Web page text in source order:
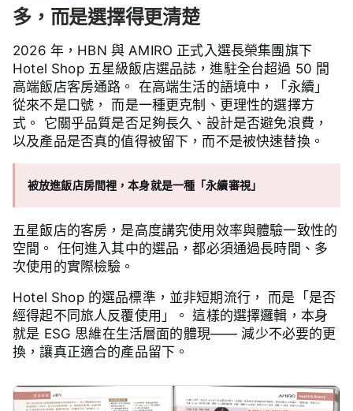
多，而是選擇得更清楚
2026 年，HBN 與 AMIRO 正式入選長榮集團旗下
Hotel Shop 五星級飯店選品誌，進駐全台超過 50 間
高端飯店客房通路。 在高端生活的語境中，「永續」
從來不是口號， 而是一種更克制、更理性的選擇方
式。 它關乎品質是否足夠長久、設計是否避免浪費，
以及產品是否真的值得被留下，而不是被快速替換。
被放進飯店房間裡，本身就是一種「永續審視」
五星飯店的客房，是高度講究使用效率與體驗一致性的
空間。 任何進入其中的選品，都必須通過長時間、多
次使用的實際檢驗。
Hotel Shop 的選品標準，並非短期流行， 而是「是否
經得起不同旅人反覆使用」。 這樣的選擇邏輯，本身
就是 ESG 思維在生活層面的體現—— 減少不必要的更
換，讓真正適合的產品留下。